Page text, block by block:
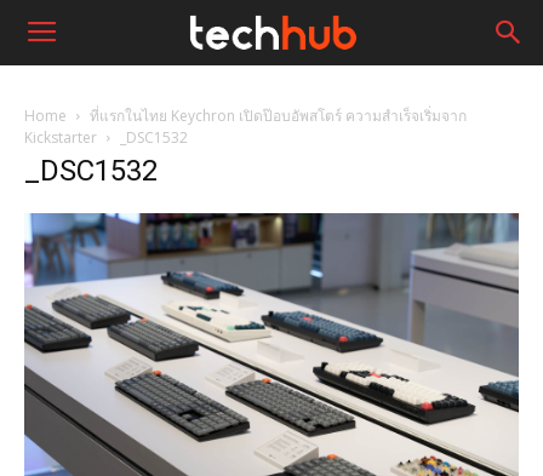
Home
ที่แรกในไทย Keychron เปิดป๊อบอัพสโตร์ ความสำเร็จเริ่มจาก
Kickstarter
_DSC1532
_DSC1532